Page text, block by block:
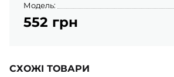
Модель:
552 грн
СХОЖІ ТОВАРИ